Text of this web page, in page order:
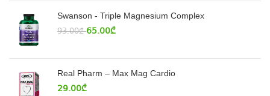
Swanson - Triple Magnesium Complex
93.00₾ 65.00₾
Real Pharm – Max Mag Cardio
29.00₾